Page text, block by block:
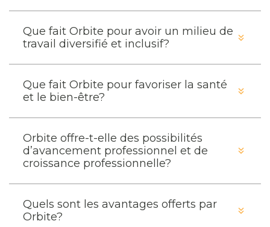
Que fait Orbite pour avoir un milieu de
travail diversifié et inclusif?
Que fait Orbite pour favoriser la santé
et le bien-être?
Orbite offre-t-elle des possibilités
d’avancement professionnel et de
croissance professionnelle?
Quels sont les avantages offerts par
Orbite?